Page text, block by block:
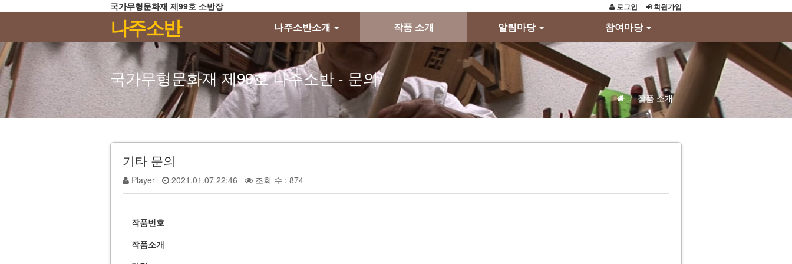
국가무형문화재 제99호 소반장 로그인 회원가입
나주소반 나주소반소개 작품 소개 알림마당 참여마당
국가무형문화재 제99호 나주소반 - 문의
작품 소개
기타 문의
Player 2021.01.07 22:46 조회 수 : 874
작품번호
작품소개